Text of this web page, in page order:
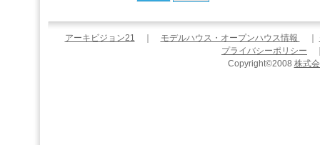
アーキビジョン21 モデルハウス・オープンハウス情報
プライバシーポリシー
Copyright©2008 株式